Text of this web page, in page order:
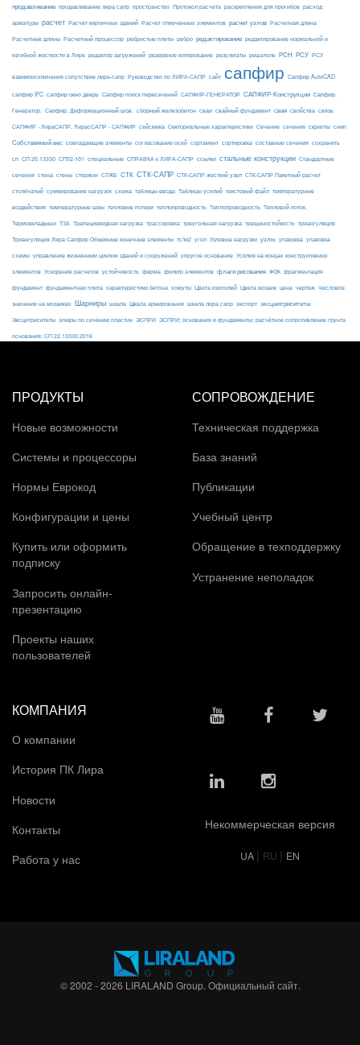
продавливание продавливание лира сапр пространство Протокол расчета раскрепления для прогибов расход
арматуры расчет Расчет кирпичных зданий Расчет отмеченных элементов расчет узлов Расчетная длина
Расчетные длины Расчетный процессор ребристые плиты ребро редактирование редактирование нормальной и
изгибной жесткости в Лире редактор загружений резервное копирование результаты решатель РСН РСУ РСУ
взаимоисключения сопутствие лира-сапр Руководство по ЛИРА-САПР сайт сапфир Сапфир AutoCAD
сапфир IFC сапфир окно дверь Сапфир поиск пересечений САПФИР-ГЕНЕРАТОР САПФИР-Конструкции Сапфир.
Генератор. Сапфир. Деформационный шов. сборный железобетон сваи свайный фундамент свая свойства связь
САПФИР - ЛираСАПР. ЛирасСАПР - САПФИР сейсмика Секториальные характеристики Сечение сечения скрипты снип
Собственный вес совпадающие элементы согласование осей сортамент сортировка составные сечения сохранить
сп СП 20.13330 СП52-101 специальные СПРАВКА к ЛИРА-САПР ссылки стальные конструкции Стандартные
сечения стена стены стержни СТЖБ СТК СТК-САПР СТК-САПР жесткий узел СТК-САПР Пакетный расчет
столбчатый суммирование нагрузок схема таблицы ввода Таблицы усилий текстовый файл температурные
воздействия температурные швы тепловые потери теплопроводность Теплопроводность. Тепловой поток.
Термовкладыши ТЗА Трапециевидная нагрузка трассировка треугольная нагрузка трещиностойкость триангуляция
Триангуляция Лира Сапфир Объемные конечные элементы тс/м2 угол Узловые нагрузки узлы упаковка упаковка
схемы управление жизненным циклом зданий и сооружений упругое основание Усилия на концах конструктивных
элементов Ускорение расчетов устойчивость ферма фильтр элементов флаги рисования ФОК фрагментация
фундамент фундаментная плита характеристики бетона хомуты Цвета изополей Цвета мозаик цена чертеж Числовое
значение на мозаиках Шарниры шкала Шкала армирования шкала лира сапр экспорт эксцентриситеты
Эксцетриситеты эпюры по сечению пластин ЭСПРИ ЭСПРИ; основания и фундаменты; расчётное сопротивление грунта
основания; СП 22.13330.2016
ПРОДУКТЫ
Новые возможности
Системы и процессоры
Нормы Еврокод
Конфигурации и цены
Купить или оформить
подписку
Запросить онлайн-
презентацию
Проекты наших
пользователей
СОПРОВОЖДЕНИЕ
Техническая поддержка
База знаний
Публикации
Учебный центр
Обращение в техподдержку
Устранение неполадок
КОМПАНИЯ
О компании
История ПК Лира
Новости
Контакты
Работа у нас
Некоммерческая версия
UA | RU | EN
© 2002 - 2026 LIRALAND Group. Официальный сайт.